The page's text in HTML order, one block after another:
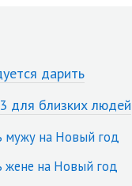
дарить
для близких людей
мужу на Новый год
жене на Новый год